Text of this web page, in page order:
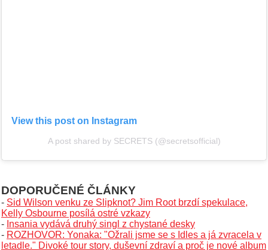
View this post on Instagram
A post shared by SECRETS (@secretsofficial)
DOPORUČENÉ ČLÁNKY
- Sid Wilson venku ze Slipknot? Jim Root brzdí spekulace,
Kelly Osbourne posílá ostré vzkazy
- Insania vydává druhý singl z chystané desky
- ROZHOVOR: Yonaka: "Ožrali jsme se s Idles a já zvracela v
letadle." Divoké tour story, duševní zdraví a proč je nové album